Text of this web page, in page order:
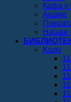
Кафа у
Акције
Најаве
Koло